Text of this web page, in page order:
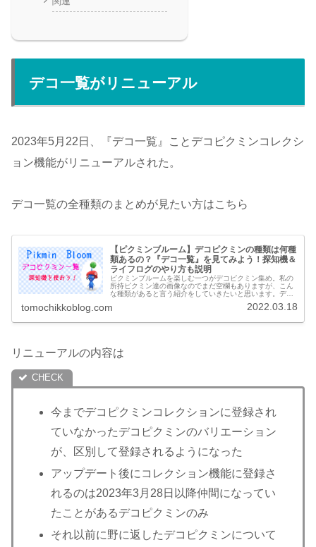
デコ一覧がリニューアル
2023年5月22日、『デコ一覧』ことデコピクミンコレクシ
ョン機能がリニューアルされた。
デコ一覧の全種類のまとめが見たい方はこちら
【ピクミンブルーム】デコピクミンの種類は何種
類あるの？『デコ一覧』を見てみよう！探知機＆
ライフログのやり方も説明
ピクミンブルームを楽しむ一つがデコピクミン集め。私の
所持ピクミン達の画像なのでまだ空欄もありますが、こん
な種類があると言う紹介をしていきたいと思います。デコ
ト)映画館薬局動物園森水辺郵便...
tomochikkoblog.com 2022.03.18
リニューアルの内容は
今までデコピクミンコレクションに登録され
ていなかったデコピクミンのバリエーション
が、区別して登録されるようになった
アップデート後にコレクション機能に登録さ
れるのは2023年3月28日以降仲間になってい
たことがあるデコピクミンのみ
それ以前に野に返したデコピクミンについて